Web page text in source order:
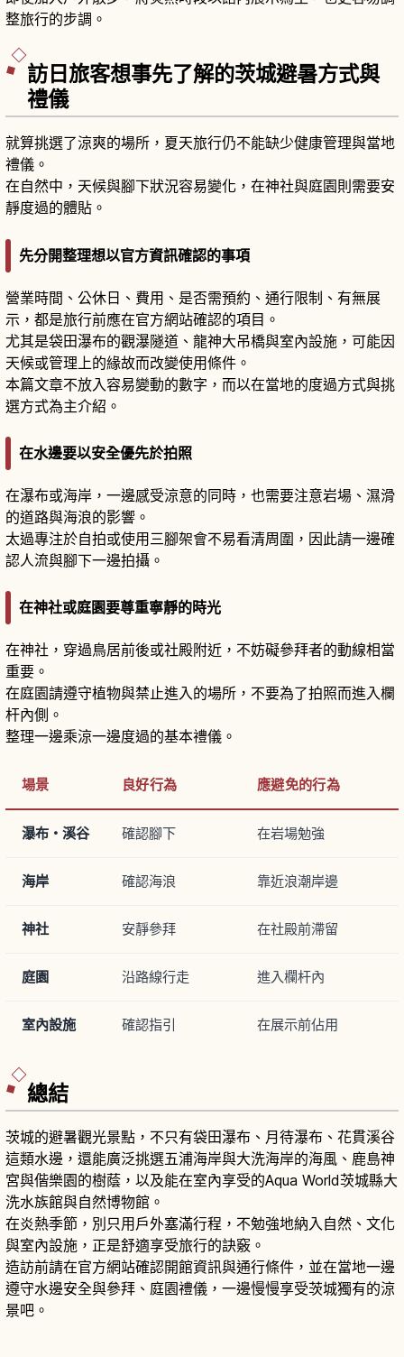
整旅行的步調。
訪日旅客想事先了解的茨城避暑方式與
禮儀
就算挑選了涼爽的場所，夏天旅行仍不能缺少健康管理與當地
禮儀。
在自然中，天候與腳下狀況容易變化，在神社與庭園則需要安
靜度過的體貼。
先分開整理想以官方資訊確認的事項
營業時間、公休日、費用、是否需預約、通行限制、有無展
示，都是旅行前應在官方網站確認的項目。
尤其是袋田瀑布的觀瀑隧道、龍神大吊橋與室內設施，可能因
天候或管理上的緣故而改變使用條件。
本篇文章不放入容易變動的數字，而以在當地的度過方式與挑
選方式為主介紹。
在水邊要以安全優先於拍照
在瀑布或海岸，一邊感受涼意的同時，也需要注意岩場、濕滑
的道路與海浪的影響。
太過專注於自拍或使用三腳架會不易看清周圍，因此請一邊確
認人流與腳下一邊拍攝。
在神社或庭園要尊重寧靜的時光
在神社，穿過鳥居前後或社殿附近，不妨礙參拜者的動線相當
重要。
在庭園請遵守植物與禁止進入的場所，不要為了拍照而進入欄
杆內側。
整理一邊乘涼一邊度過的基本禮儀。
場景 良好行為 應避免的行為
瀑布・溪谷 確認腳下 在岩場勉強
海岸 確認海浪 靠近浪潮岸邊
神社 安靜參拜 在社殿前滯留
庭園 沿路線行走 進入欄杆內
室內設施 確認指引 在展示前佔用
總結
茨城的避暑觀光景點，不只有袋田瀑布、月待瀑布、花貫溪谷
這類水邊，還能廣泛挑選五浦海岸與大洗海岸的海風、鹿島神
宮與偕樂園的樹蔭，以及能在室內享受的Aqua World茨城縣大
洗水族館與自然博物館。
在炎熱季節，別只用戶外塞滿行程，不勉強地納入自然、文化
與室內設施，正是舒適享受旅行的訣竅。
造訪前請在官方網站確認開館資訊與通行條件，並在當地一邊
遵守水邊安全與參拜、庭園禮儀，一邊慢慢享受茨城獨有的涼
景吧。